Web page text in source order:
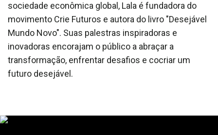
sociedade econômica global, Lala é fundadora do
movimento Crie Futuros e autora do livro "Desejável
Mundo Novo". Suas palestras inspiradoras e
inovadoras encorajam o público a abraçar a
transformação, enfrentar desafios e cocriar um
futuro desejável.